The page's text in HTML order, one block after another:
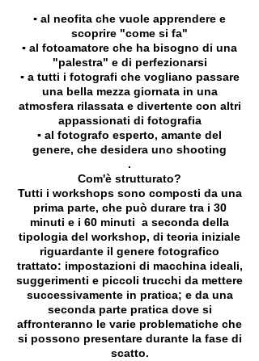
▪️ al neofita che vuole apprendere e
scoprire "come si fa"
▪️ al fotoamatore che ha bisogno di una
"palestra" e di perfezionarsi
▪️ a tutti i fotografi che vogliano passare
una bella mezza giornata in una
atmosfera rilassata e divertente con altri
appassionati di fotografia
▪️ al fotografo esperto, amante del
genere, che desidera uno shooting
.
Com'è strutturato?
Tutti i workshops sono composti da una
prima parte, che può durare tra i 30
minuti e i 60 minuti a seconda della
tipologia del workshop, di teoria iniziale
riguardante il genere fotografico
trattato: impostazioni di macchina ideali,
suggerimenti e piccoli trucchi da mettere
successivamente in pratica; e da una
seconda parte pratica dove si
affronteranno le varie problematiche che
si possono presentare durante la fase di
scatto.